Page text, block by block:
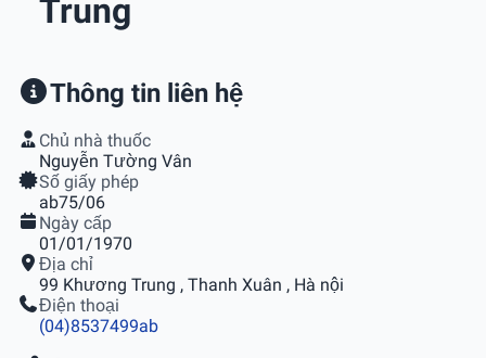
Trung
Thông tin liên hệ
Chủ nhà thuốc
Nguyễn Tường Vân
Số giấy phép
ab75/06
Ngày cấp
01/01/1970
Địa chỉ
99 Khương Trung , Thanh Xuân , Hà nội
Điện thoại
(04)8537499ab